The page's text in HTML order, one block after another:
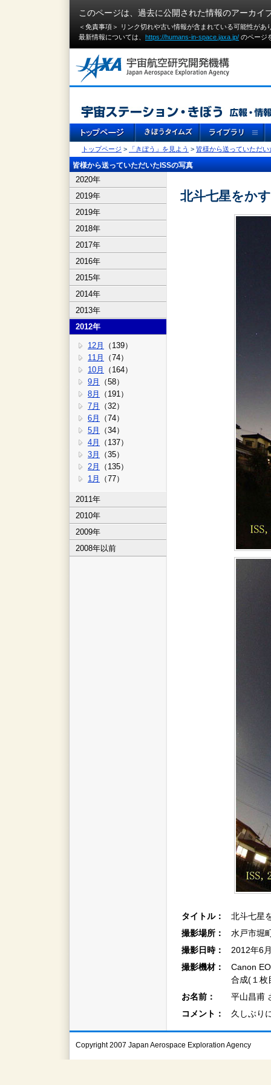
このページは、過去に公開された情報のアーカイ
＜免責事項＞ リンク切れや古い情報が含まれている可能性が
最新情報については、 https://humans-in-space.jaxa.jp/ のページ
トップページ > 「きぼう」を見よう > 皆様から送っていただい
皆様から送っていただいたISSの写真
2020年
2019年
2019年
2018年
2017年
2016年
2015年
2014年
2013年
2012年
12月
（139）
11月
（74）
10月
（164）
9月
（58）
8月
（191）
7月
（32）
6月
（74）
5月
（34）
4月
（137）
3月
（35）
2月
（135）
1月
（77）
2011年
2010年
2009年
2008年以前
北斗七星をか
タイトル：
北斗七星
撮影場所：
水戸市堀
撮影日時：
2012年6
撮影機材：
Canon
合成(１枚
お名前：
平山昌甫
コメント：
久しぶり
Copyright 2007 Japan Aerospace Exploration Agency